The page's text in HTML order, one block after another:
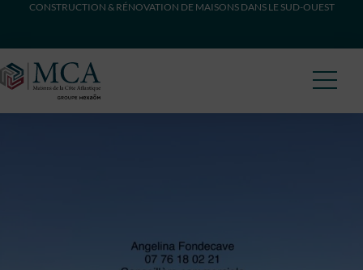
CONSTRUCTION & RÉNOVATION DE MAISONS DANS LE SUD-OUEST